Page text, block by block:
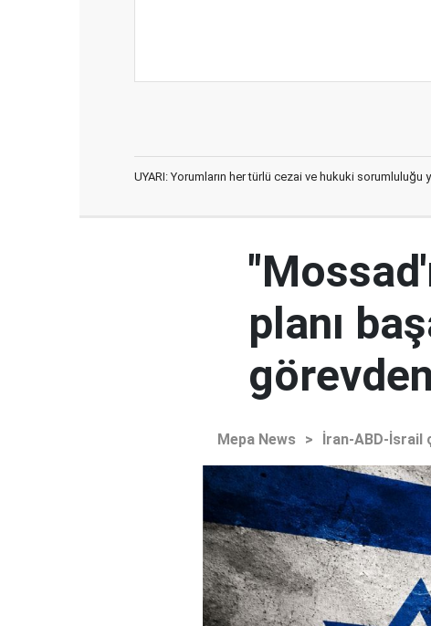
UYARI: Yorumların her türlü cezai ve hukuki
planı
Mepa News > İran-ABD-İsrail